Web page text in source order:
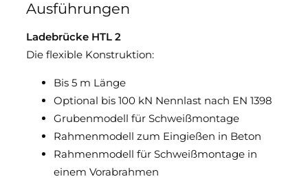
Ausführungen
Ladebrücke HTL 2
Die flexible Konstruktion:
Bis 5 m Länge
Optional bis 100 kN Nennlast nach EN 1398
Grubenmodell für Schweißmontage
Rahmenmodell zum Eingießen in Beton
Rahmenmodell für Schweißmontage in
einem Vorabrahmen